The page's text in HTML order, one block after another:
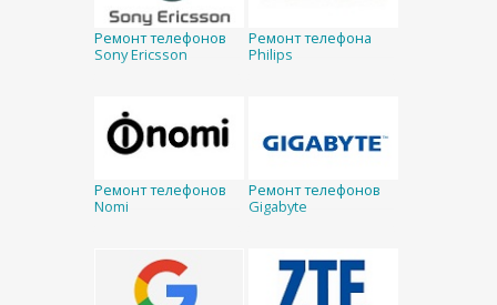
Ремонт телефонов
Sony Ericsson
Ремонт телефона
Philips
Ремонт телефонов
Nomi
Ремонт телефонов
Gigabyte